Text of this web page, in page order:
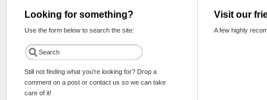
Looking for something?
Use the form below to search the site:
Still not finding what you're looking for? Drop a
comment on a post or contact us so we can take
care of it!
Visit our
A few highly